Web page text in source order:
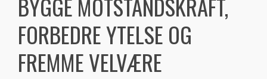
BYGGE MOTSTANDSKRAFT,
FORBEDRE YTELSE OG
FREMME VELVÆRE